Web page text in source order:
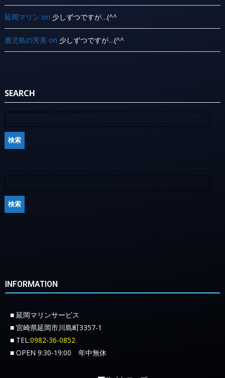
延岡マリン on 少しずつですが…(^^ ゞ
鹿児島の芳美 on 少しずつですが…(^^ ゞ
SEARCH
INFORMATION
■ 延岡マリンサービス
■ 宮崎県延岡市川島町3357-1
■ TEL:0982-36-0852
■ OPEN 9:30-19:00 年中無休